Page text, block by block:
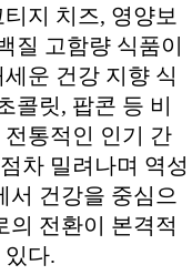
지 치즈, 영양보
질 고함량 식품이
운 건강 지향 식
콜릿, 팝콘 등 비
통적인 인기 간
차 밀려나며 역성
서 건강을 중심으
의 전환이 본격적
다.